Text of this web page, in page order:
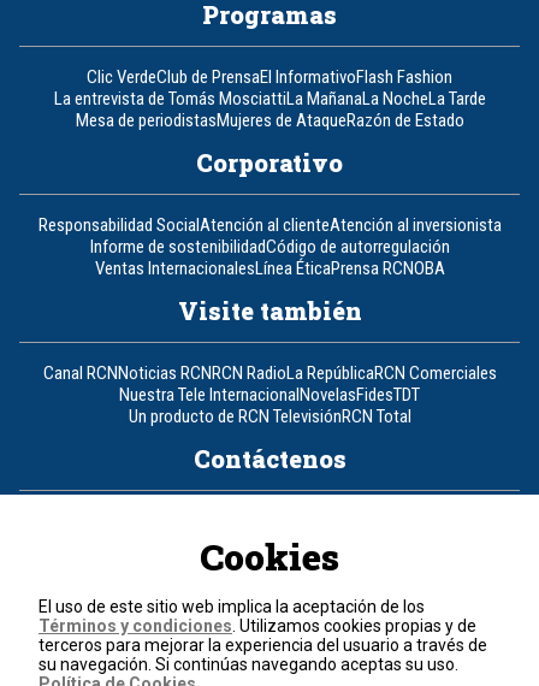
Programas
Clic VerdeClub de PrensaEl InformativoFlash Fashion
La entrevista de Tomás MosciattiLa MañanaLa NocheLa Tarde
Mesa de periodistasMujeres de AtaqueRazón de Estado
Corporativo
Responsabilidad SocialAtención al clienteAtención al inversionista
Informe de sostenibilidadCódigo de autorregulación
Ventas InternacionalesLínea ÉticaPrensa RCNOBA
Visite también
Canal RCNNoticias RCNRCN RadioLa RepúblicaRCN Comerciales
Nuestra Tele InternacionalNovelasFidesTDT
Un producto de RCN TelevisiónRCN Total
Contáctenos
Política de cookies
Términos y condiciones
© 2026, RCN Medios.
Cookies
El uso de este sitio web implica la aceptación de los
Términos y condiciones . Utilizamos cookies propias y de
terceros para mejorar la experiencia del usuario a través de
su navegación. Si continúas navegando aceptas su uso.